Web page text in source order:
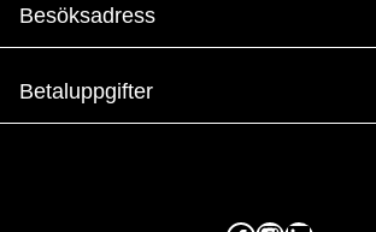
Besöksadress
Betaluppgifter